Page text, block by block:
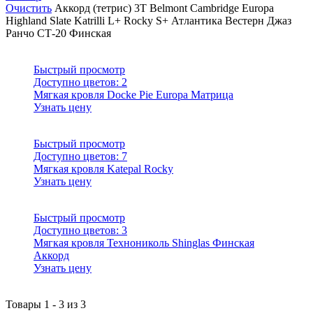
Очистить Аккорд (тетрис) 3T Belmont Cambridge Europa
Highland Slate Katrilli L+ Rocky S+ Атлантика Вестерн Джаз
Ранчо СТ-20 Финская
Быстрый просмотр
Доступно цветов: 2
Мягкая кровля Docke Pie Europa Матрица
Узнать цену
Быстрый просмотр
Доступно цветов: 7
Мягкая кровля Katepal Rocky
Узнать цену
Быстрый просмотр
Доступно цветов: 3
Мягкая кровля Технониколь Shinglas Финская
Аккорд
Узнать цену
Товары 1 - 3 из 3